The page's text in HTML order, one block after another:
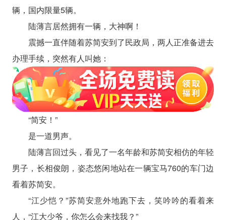
辆，国内限量5辆。
陆薄言居然拥有一辆，大神啊！
震撼一直伴随着苏简安到了民政局，两人正准备进去
办理手续，突然有人叫她：
“简安！”
是一道男声。
陆薄言回过头，看见了一名年龄和苏简安相仿的年轻
男子，长相俊朗，姿态悠闲地站在一辆宝马760的车门边
看着苏简安。
“江少恺？”苏简安意外地跑下去，笑吟吟的看着来
人，“江大少爷，你怎么会来找我？”